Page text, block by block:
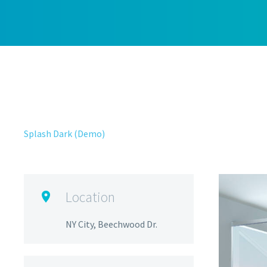
Splash Dark (Demo)
 Location
NY City, Beechwood Dr.